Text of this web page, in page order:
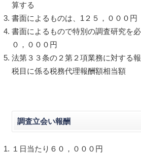
算する
書面によるものは、1２５，０００円
書面によるもので特別の調査研究を
０，０００円
法第３３条の２第２項業務に対する
税目に係る税務代理報酬額相当額
調査立会い報酬
１日当たり６０，０００円